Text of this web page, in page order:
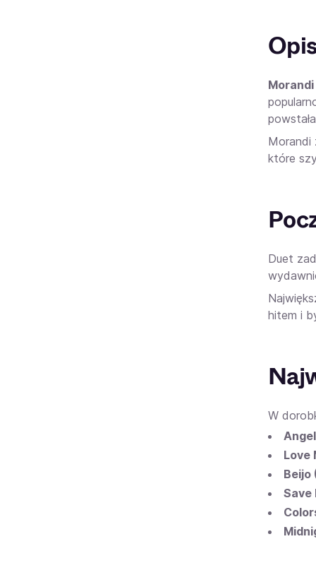
Morandi
Morandi
które
Duet
hitem i
W
Love
Beijo
Save